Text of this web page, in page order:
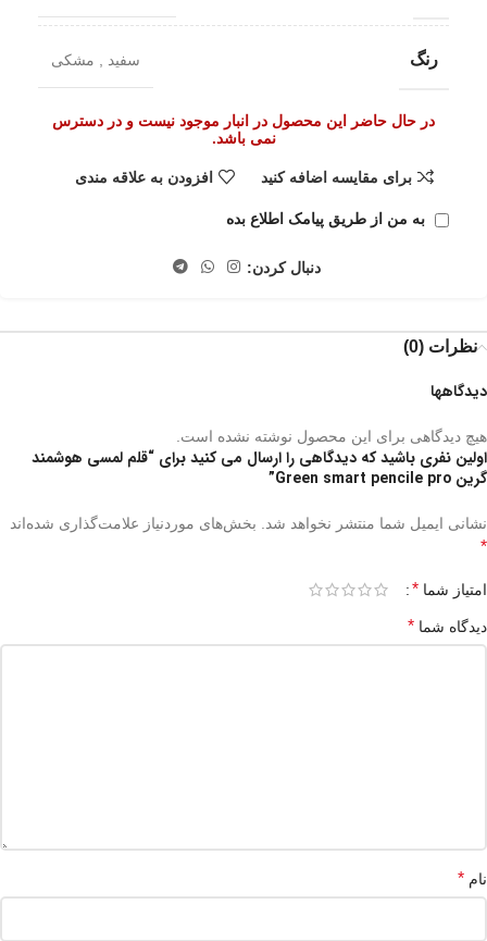
رنگ سفید , مشکی
در حال حاضر این محصول در انبار موجود نیست و در دسترس
نمی باشد.
برای مقایسه اضافه کنید افزودن به علاقه مندی
به من از طریق پیامک اطلاع بده
دنبال کردن:
نظرات (0)
دیدگاهها
هیچ دیدگاهی برای این محصول نوشته نشده است.
اولین نفری باشید که دیدگاهی را ارسال می کنید برای “قلم لمسی هوشمند
گرین Green smart pencile pro”
نشانی ایمیل شما منتشر نخواهد شد. بخش‌های موردنیاز علامت‌گذاری شده‌اند
*
امتیاز شما *
دیدگاه شما *
نام *